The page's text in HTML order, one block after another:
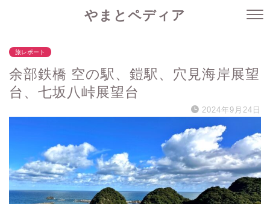
やまとペディア
旅レポート
余部鉄橋 空の駅、鎧駅、穴見海岸展望
台、七坂八峠展望台
2024年9月24日